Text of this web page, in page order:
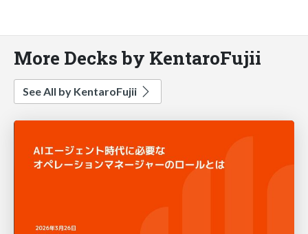
More Decks by KentaroFujii
See All by KentaroFujii